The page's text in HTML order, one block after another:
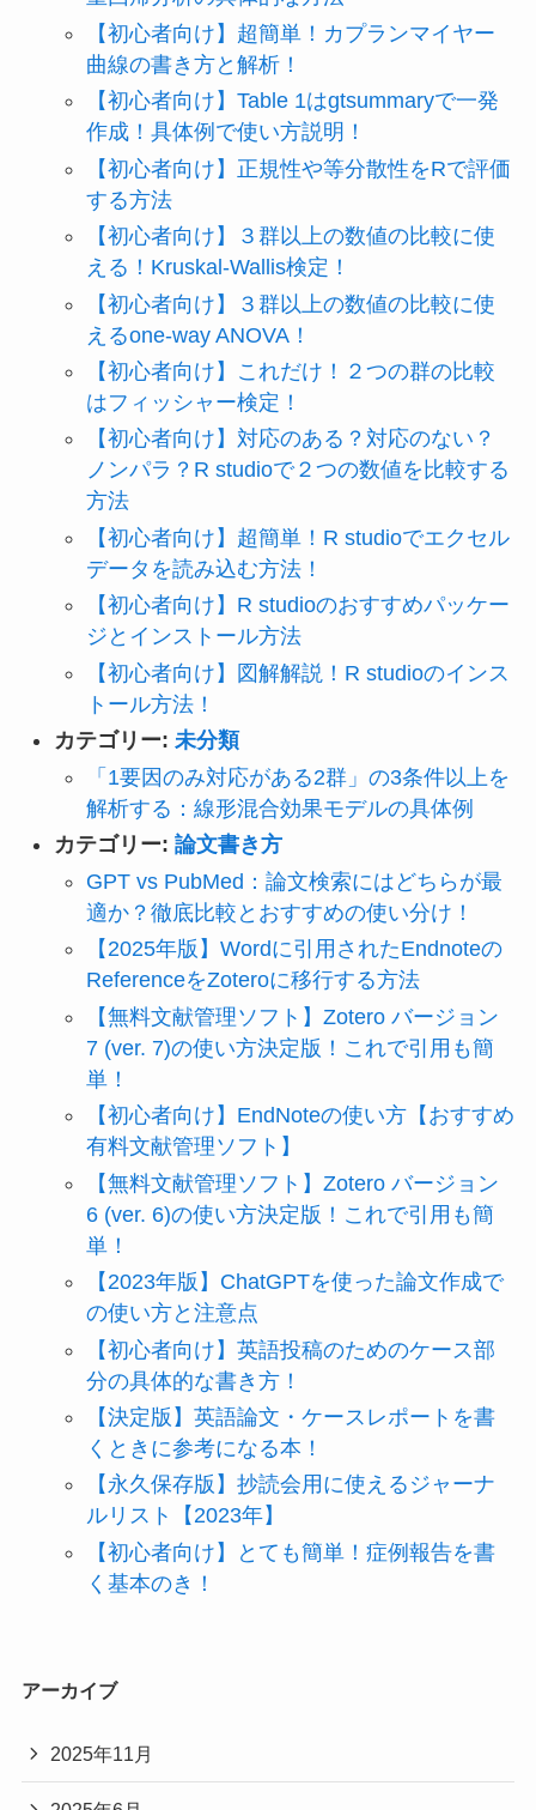
【初心者向け】超簡単！カプランマイヤー
曲線の書き方と解析！
【初心者向け】Table 1はgtsummaryで一発
作成！具体例で使い方説明！
【初心者向け】正規性や等分散性をRで評価
する方法
【初心者向け】３群以上の数値の比較に使
える！Kruskal-Wallis検定！
【初心者向け】３群以上の数値の比較に使
えるone-way ANOVA！
【初心者向け】これだけ！２つの群の比較
はフィッシャー検定！
【初心者向け】対応のある？対応のない？
ノンパラ？R studioで２つの数値を比較する
方法
【初心者向け】超簡単！R studioでエクセル
データを読み込む方法！
【初心者向け】R studioのおすすめパッケー
ジとインストール方法
【初心者向け】図解解説！R studioのインス
トール方法！
カテゴリー: 未分類
「1要因のみ対応がある2群」の3条件以上を
解析する：線形混合効果モデルの具体例
カテゴリー: 論文書き方
GPT vs PubMed：論文検索にはどちらが最
適か？徹底比較とおすすめの使い分け！
【2025年版】Wordに引用されたEndnoteの
ReferenceをZoteroに移行する方法
【無料文献管理ソフト】Zotero バージョン
7 (ver. 7)の使い方決定版！これで引用も簡
単！
【初心者向け】EndNoteの使い方【おすすめ
有料文献管理ソフト】
【無料文献管理ソフト】Zotero バージョン
6 (ver. 6)の使い方決定版！これで引用も簡
単！
【2023年版】ChatGPTを使った論文作成で
の使い方と注意点
【初心者向け】英語投稿のためのケース部
分の具体的な書き方！
【決定版】英語論文・ケースレポートを書
くときに参考になる本！
【永久保存版】抄読会用に使えるジャーナ
ルリスト【2023年】
【初心者向け】とても簡単！症例報告を書
く基本のき！
アーカイブ
2025年11月